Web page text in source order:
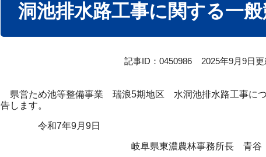
洞池排水路工事に関する一
記事ID：0450986 2025年9月9日
県営ため池等整備事業 瑞浪5期地区 水洞池排水路工事につ
告します。
令和7年9月9日
岐阜県東濃農林事務所長 青谷